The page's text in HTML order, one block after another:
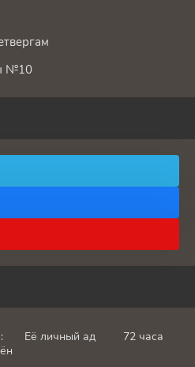
№10
Её личный ад 72 часа